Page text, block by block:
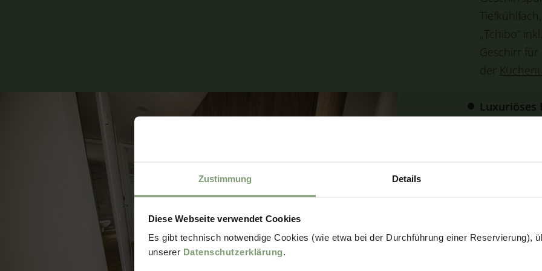
Zustimmung Details
Diese Webseite verwendet Cookies
Es gibt technisch notwendige Cookies (wie etwa bei der Durchführung einer Reservierung),
unserer Datenschutzerklärung.
„Tchibo“
Geschirr für
der
Luxuriöses
(Aufbau
Alternative
oder